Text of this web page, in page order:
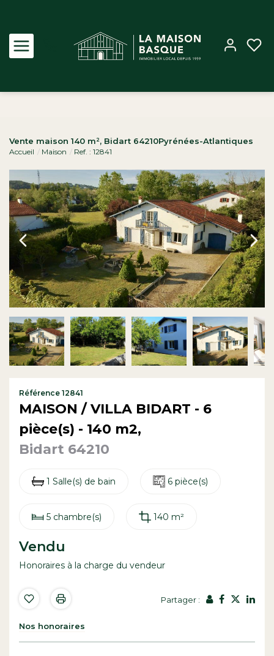
Louer
Estimer
Biens vendus
Notre Agence
Contact
Vente maison 140 m², Bidart 64210Pyrénées-Atlantiques
Accueil Maison Ref. : 12841
Référence 12841
MAISON / VILLA BIDART - 6
pièce(s) - 140 m2,
Bidart 64210
1 Salle(s) de bain 6 pièce(s)
5 chambre(s) 140 m²
Vendu
Honoraires à la charge du vendeur
Partager :
Nos honoraires